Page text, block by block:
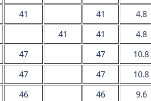
41 41 4.8
41 41 4.8
47 47 10.8
47 47 10.8
46 46 9.6